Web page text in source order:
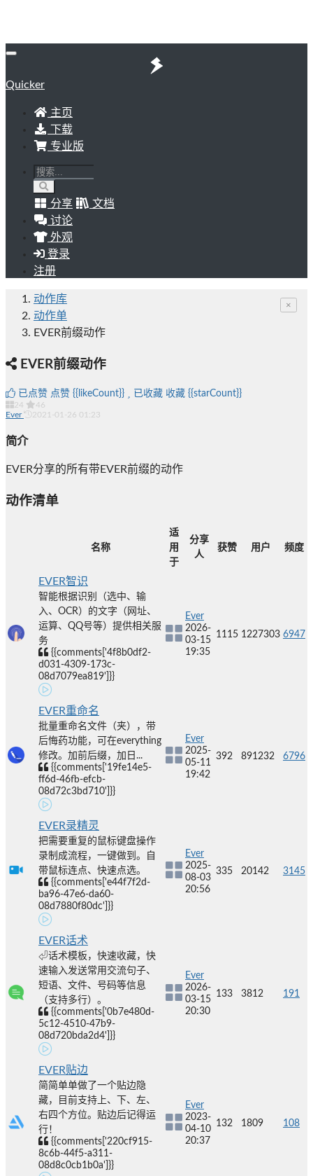
Quicker
主页
下载
专业版
分享
文档
讨论
外观
登录
注册
动作库
动作单
EVER前缀动作
EVER前缀动作
已点赞 点赞 {{likeCount}} 已收藏 收藏 {{starCount}}
24
46
Ever
2021-01-26 01:23
简介
EVER分享的所有带EVER前缀的动作
动作清单
名称
适
用
于
分享
人
获赞 用户 频度
EVER智识
智能根据识别（选中、输
入、OCR）的文字（网址、
运算、QQ号等）提供相关服
务
{{comments['4f8b0df2-
d031-4309-173c-
08d7079ea819']}}
Ever
2026-
03-15
19:35
1115 1227303 6947
EVER重命名
批量重命名文件（夹），带
后悔药功能，可在everything
修改。加前后缀，加日...
{{comments['19fe14e5-
ff6d-46fb-efcb-
08d72c3bd710']}}
Ever
2025-
05-11
19:42
392 891232 6796
EVER录精灵
把需要重复的鼠标键盘操作
录制成流程，一键做到。自
带鼠标连点、快速点选。
{{comments['e44f7f2d-
ba96-47e6-da60-
08d7880f80dc']}}
Ever
2025-
08-03
20:56
335 20142 3145
EVER话术
⏎话术模板，快速收藏，快
速输入发送常用交流句子、
短语、文件、号码等信息
（支持多行）。
{{comments['0b7e480d-
5c12-4510-47b9-
08d720bda2d4']}}
Ever
2026-
03-15
20:30
133 3812 191
EVER贴边
简简单单做了一个贴边隐
藏，目前支持上、下、左、
右四个方位。贴边后记得运
行！
{{comments['220cf915-
8c6b-44f5-a311-
08d8c0cb1b0a']}}
Ever
2023-
04-10
20:37
132 1809 108
×